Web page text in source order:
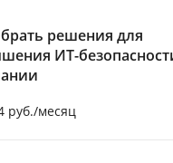
решения для
ИТ-
руб./месяц